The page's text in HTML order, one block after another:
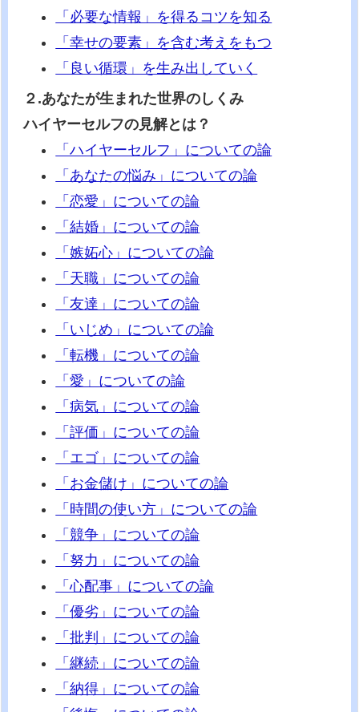
「必要な情報」を得るコツを知る
「幸せの要素」を含む考えをもつ
「良い循環」を生み出していく
２.あなたが生まれた世界のしくみ
ハイヤーセルフの見解とは？
「ハイヤーセルフ」についての論
「あなたの悩み」についての論
「恋愛」についての論
「結婚」についての論
「嫉妬心」についての論
「天職」についての論
「友達」についての論
「いじめ」についての論
「転機」についての論
「愛」についての論
「病気」についての論
「評価」についての論
「エゴ」についての論
「お金儲け」についての論
「時間の使い方」についての論
「競争」についての論
「努力」についての論
「心配事」についての論
「優劣」についての論
「批判」についての論
「継続」についての論
「納得」についての論